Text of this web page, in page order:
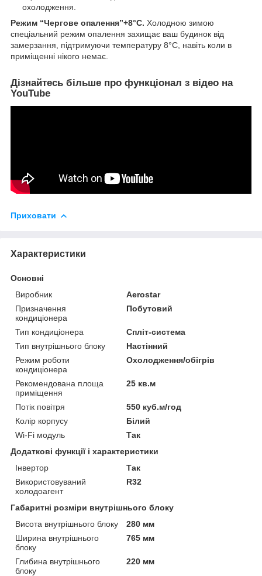
охолодження.
Режим “Чергове опалення”+8°C. Холодною зимою
спеціальний режим опалення захищає ваш будинок від
замерзання, підтримуючи температуру 8°С, навіть коли в
приміщенні нікого немає.
Дізнайтесь більше про функціонал з відео на
YouTube
Приховати
Характеристики
Основні
Виробник
Aerostar
Призначення
кондиціонера
Побутовий
Тип кондиціонера
Спліт-система
Тип внутрішнього блоку
Настінний
Режим роботи
кондиціонера
Охолодження/обігрів
Рекомендована площа
приміщення
25 кв.м
Потік повітря
550 куб.м/год
Колір корпусу
Білий
Wi-Fi модуль
Так
Додаткові функції і характеристики
Інвертор
Так
Використовуваний
холодоагент
R32
Габаритні розміри внутрішнього блоку
Висота внутрішнього блоку
280 мм
Ширина внутрішнього
блоку
765 мм
Глибина внутрішнього
блоку
220 мм